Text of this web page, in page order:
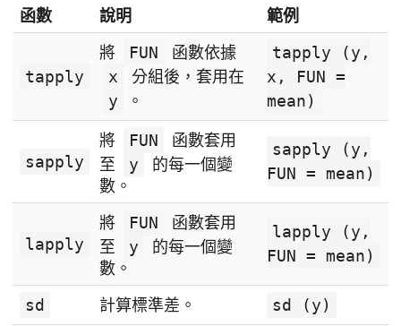
函數 說明 範例
tapply
將 FUN
函數依據
x
分組後，套用在
y
。
tapply (y,
x, FUN =
mean)
sapply
將 FUN
函數套用
至
y
的每一個變
數。
sapply (y,
FUN = mean)
lapply
將 FUN
函數套用
至
y
的每一個變
數。
lapply (y,
FUN = mean)
sd 計算標準差。 sd (y)